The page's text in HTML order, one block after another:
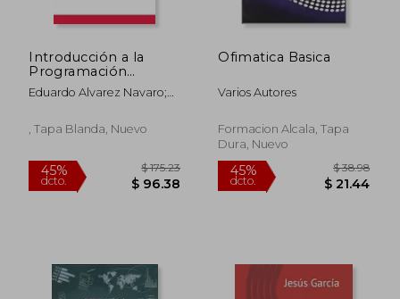
Introducción a la
Programación
Basado en Diagramas
de Flujo
Eduardo Alvarez Navaro;
Chavira
, Tapa Blanda, Nuevo
Ofimatica Basica
Varios Autores
Formacion Alcala, Tapa
Dura, Nuevo